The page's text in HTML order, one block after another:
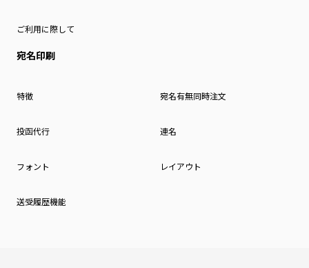
ご利用に際して
宛名印刷
特徴 宛名有無同時注文
投函代行 連名
フォント レイアウト
送受履歴機能